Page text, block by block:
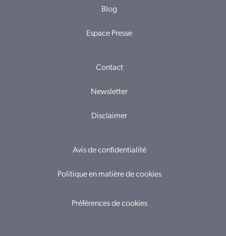
Blog
Espace Presse
Contact
Newsletter
Disclaimer
Avis de confidentialité
Politique en matière de cookies
Préférences de cookies